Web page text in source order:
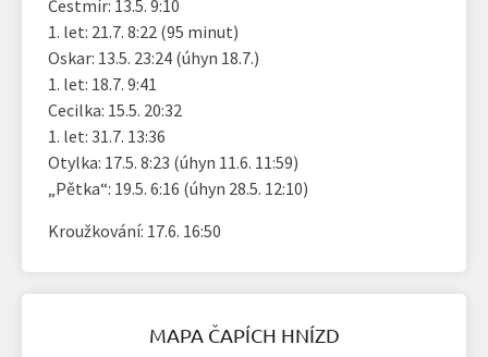
Čestmír: 13.5. 9:10
1. let: 21.7. 8:22 (95 minut)
Oskar: 13.5. 23:24 (úhyn 18.7.)
1. let: 18.7. 9:41
Cecilka: 15.5. 20:32
1. let: 31.7. 13:36
Otylka: 17.5. 8:23 (úhyn 11.6. 11:59)
„Pětka“: 19.5. 6:16 (úhyn 28.5. 12:10)
Kroužkování: 17.6. 16:50
MAPA ČAPÍCH HNÍZD